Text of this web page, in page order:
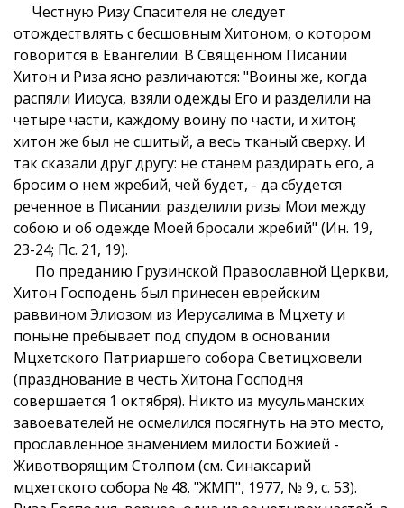
Честную Ризу Спасителя не следует
отождествлять с бесшовным Хитоном, о котором
говорится в Евангелии. В Священном Писании
Хитон и Риза ясно различаются: "Воины же, когда
распяли Иисуса, взяли одежды Его и разделили на
четыре части, каждому воину по части, и хитон;
хитон же был не сшитый, а весь тканый сверху. И
так сказали друг другу: не станем раздирать его, а
бросим о нем жребий, чей будет, - да сбудется
реченное в Писании: разделили ризы Мои между
собою и об одежде Моей бросали жребий" (Ин. 19,
23-24; Пс. 21, 19).
По преданию Грузинской Православной Церкви,
Хитон Господень был принесен еврейским
раввином Элиозом из Иерусалима в Мцхету и
поныне пребывает под спудом в основании
Мцхетского Патриаршего собора Светицховели
(празднование в честь Хитона Господня
совершается 1 октября). Никто из мусульманских
завоевателей не осмелился посягнуть на это место,
прославленное знамением милости Божией -
Животворящим Столпом (см. Синаксарий
мцхетского собора № 48. "ЖМП", 1977, № 9, с. 53).